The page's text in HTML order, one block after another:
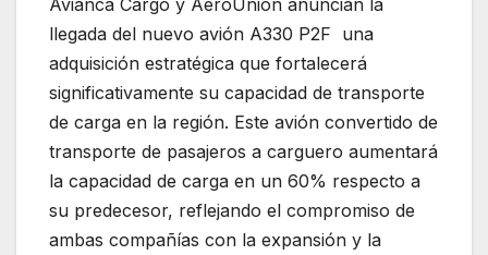
llegada del nuevo avión A330 P2F una
adquisición estratégica que fortalecerá
significativamente su capacidad de transporte
de carga en la región. Este avión convertido de
transporte de pasajeros a carguero aumentará
la capacidad de carga en un 60% respecto a
su predecesor, reflejando el compromiso de
ambas compañías con la expansión y la